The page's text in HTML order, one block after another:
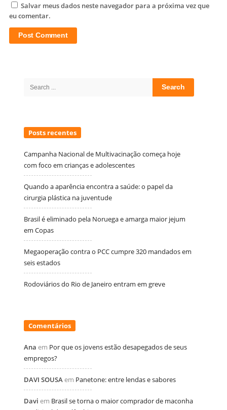
Salvar meus dados neste navegador para a próxima vez que
eu comentar.
Posts recentes
Campanha Nacional de Multivacinação começa hoje
com foco em crianças e adolescentes
Quando a aparência encontra a saúde: o papel da
cirurgia plástica na juventude
Brasil é eliminado pela Noruega e amarga maior jejum
em Copas
Megaoperação contra o PCC cumpre 320 mandados em
seis estados
Rodoviários do Rio de Janeiro entram em greve
Comentários
Ana em Por que os jovens estão desapegados de seus
empregos?
DAVI SOUSA em Panetone: entre lendas e sabores
Davi em Brasil se torna o maior comprador de maconha